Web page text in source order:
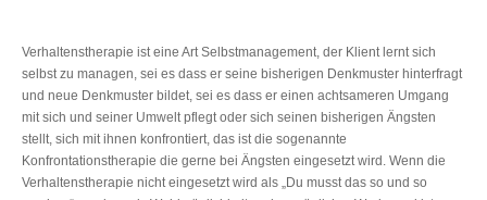
Verhaltenstherapie ist eine Art Selbstmanagement, der Klient lernt sich
selbst zu managen, sei es dass er seine bisherigen Denkmuster hinterfragt
und neue Denkmuster bildet, sei es dass er einen achtsameren Umgang
mit sich und seiner Umwelt pflegt oder sich seinen bisherigen Ängsten
stellt, sich mit ihnen konfrontiert, das ist die sogenannte
Konfrontationstherapie die gerne bei Ängsten eingesetzt wird. Wenn die
Verhaltenstherapie nicht eingesetzt wird als „Du musst das so und so